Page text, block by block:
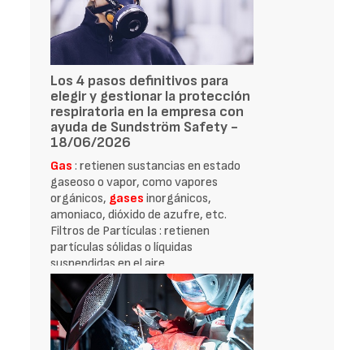
Los 4 pasos definitivos para
elegir y gestionar la protección
respiratoria en la empresa con
ayuda de Sundström Safety -
18/06/2026
Gas : retienen sustancias en estado
gaseoso o vapor, como vapores
orgánicos, gases inorgánicos,
amoniaco, dióxido de azufre, etc.
Filtros de Partículas : retienen
partículas sólidas o líquidas
suspendidas en el aire